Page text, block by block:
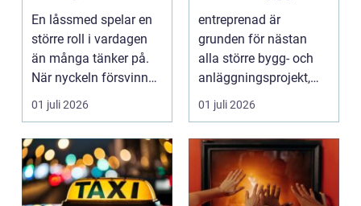
moderna lås och
säkerhet
En låssmed spelar en
större roll i vardagen
än många tänker på.
När nyckeln försvinner,
dörren kärva...
01 juli 2026
markprojekt
entreprenad är
grunden för nästan
alla större bygg- och
anläggningsprojekt,
från nya villagrunder
oc...
01 juli 2026